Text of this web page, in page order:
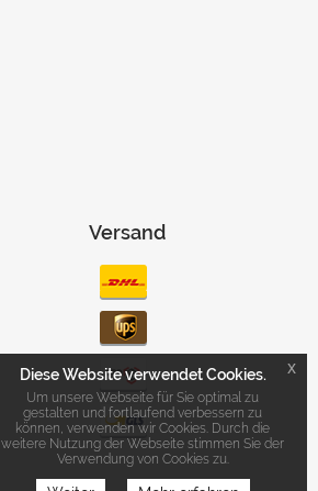
Versand
Diese Website verwendet Cookies.
Um unsere Webseite für Sie optimal zu
gestalten und fortlaufend verbessern zu
können, verwenden wir Cookies. Durch die
weitere Nutzung der Webseite stimmen Sie der
Verwendung von Cookies zu.
x